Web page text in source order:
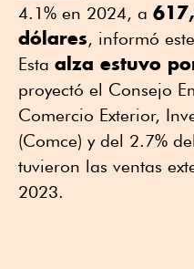
4.1% en 2024, a
dólares, informó
Esta alza estuvo
proyectó el Consejo
Comercio Exterior,
(Comce) y del 2.7%
tuvieron las ventas
2023.